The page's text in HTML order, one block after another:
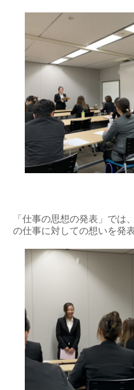
「仕事の思想の発表」では
の仕事に対しての想いを発